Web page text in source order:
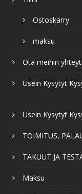
Ostoskärry
maksu
Ota meihin
Usein Kysytyt
Usein Kysytyt
TOIMITUS,
TAKUUT JA
Maksu